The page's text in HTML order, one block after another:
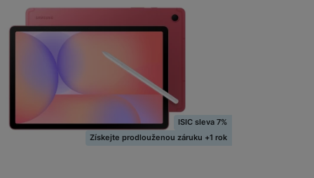
Tablety Oscal
Digitální zápisníky
ISIC sleva 7%
Získejte prodlouženou záruku +1 rok